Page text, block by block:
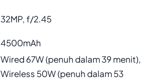
32MP, f/2.45
4500mAh
Wired 67W (penuh dalam 39 menit),
Wireless 50W (penuh dalam 53